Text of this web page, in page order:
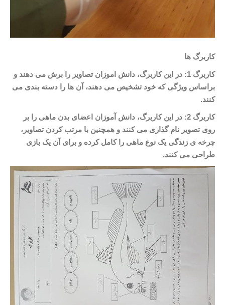
کاربرگ ها
کاربرگ 1: در این کاربرگ، دانش اموزان تصاویر را برش می دهند و
براساس ویژگی که خود تشخیص می دهند، آن ها را دسته بندی می
کنند.
کاربرگ 2: در این کاربرگ، دانش آموزان اعضای بدن ماهی را بر
روی تصویر نام گذاری می کنند و همچنین با مرتب کردن تصاویر،
چرخه ی زندگی یک نوع ماهی را کامل کرده و برای آن یک بازی
طراحی می کنند.